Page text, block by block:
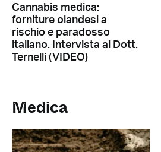
Cannabis medica:
forniture olandesi a
rischio e paradosso
italiano. Intervista al Dott.
Ternelli (VIDEO)
Medica